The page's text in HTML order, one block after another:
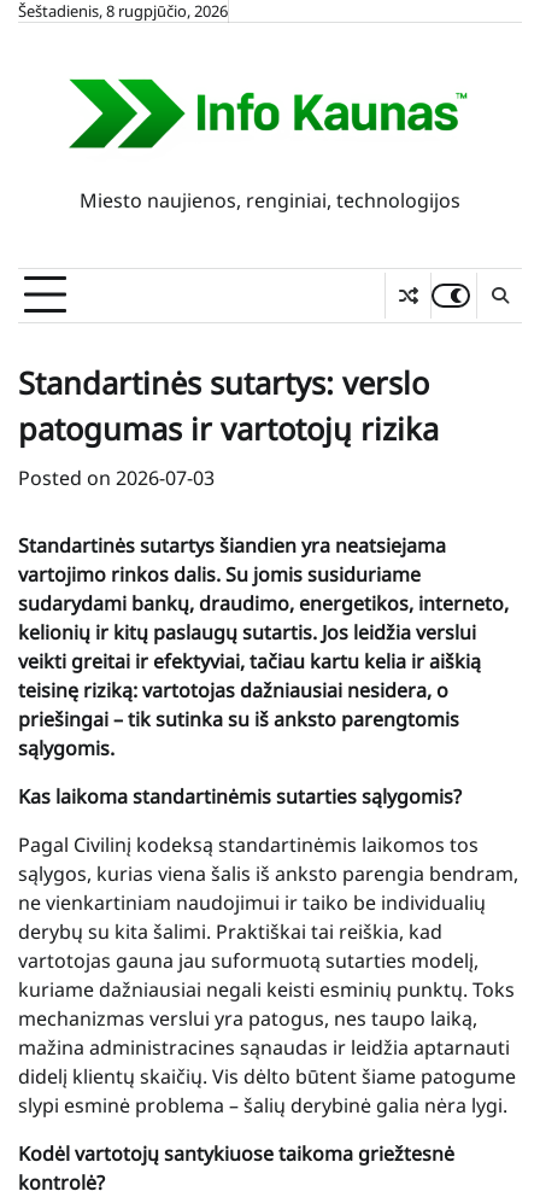
SkipŠeštadienis, 8 rugpjūčio, 2026
Miesto naujienos, renginiai, technologijos
Standartinės sutartys: verslo
patogumas ir vartotojų rizika
Posted on 2026-07-03
Standartinės sutartys šiandien yra neatsiejama
vartojimo rinkos dalis. Su jomis susiduriame
sudarydami bankų, draudimo, energetikos, interneto,
kelionių ir kitų paslaugų sutartis. Jos leidžia verslui
veikti greitai ir efektyviai, tačiau kartu kelia ir aiškią
teisinę riziką: vartotojas dažniausiai nesidera, o
priešingai – tik sutinka su iš anksto parengtomis
sąlygomis.
Kas laikoma standartinėmis sutarties sąlygomis?
Pagal Civilinį kodeksą standartinėmis laikomos tos
sąlygos, kurias viena šalis iš anksto parengia bendram,
ne vienkartiniam naudojimui ir taiko be individualių
derybų su kita šalimi. Praktiškai tai reiškia, kad
vartotojas gauna jau suformuotą sutarties modelį,
kuriame dažniausiai negali keisti esminių punktų. Toks
mechanizmas verslui yra patogus, nes taupo laiką,
mažina administracines sąnaudas ir leidžia aptarnauti
didelį klientų skaičių. Vis dėlto būtent šiame patogume
slypi esminė problema – šalių derybinė galia nėra lygi.
Kodėl vartotojų santykiuose taikoma griežtesnė
kontrolė?